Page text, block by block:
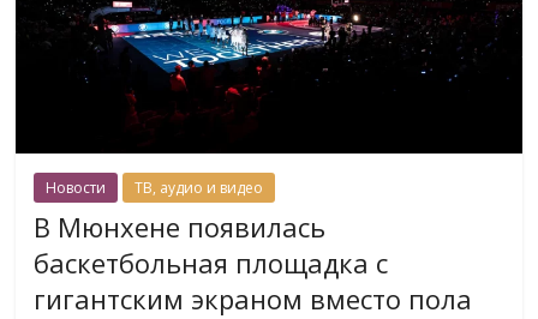
Новости ТВ, аудио и видео
В Мюнхене появилась
баскетбольная площадка с
гигантским экраном вместо пола